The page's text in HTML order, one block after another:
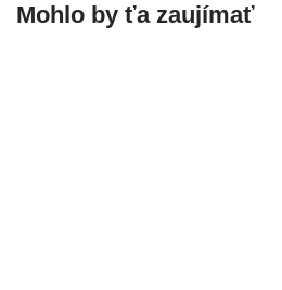
Mohlo by ťa zaujímať